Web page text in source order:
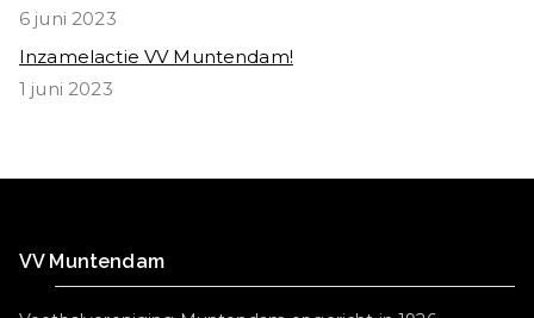
6 juni 2023
Inzamelactie VV Muntendam!
1 juni 2023
VV Muntendam